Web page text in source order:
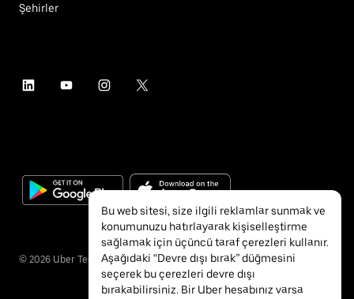
Şehirler
© 2026 Uber Technologies Inc.
Bu web sitesi, size ilgili reklamlar sunmak ve
konumunuzu hatırlayarak kişiselleştirme
sağlamak için üçüncü taraf çerezleri kullanır.
Aşağıdaki “Devre dışı bırak” düğmesini
seçerek bu çerezleri devre dışı
bırakabilirsiniz. Bir Uber hesabınız varsa